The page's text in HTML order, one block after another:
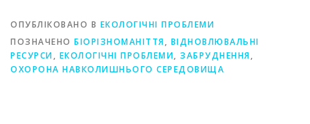
ОПУБЛІКОВАНО В ЕКОЛОГІЧНІ ПРОБЛЕМИ
ПОЗНАЧЕНО БІОРІЗНОМАНІТТЯ, ВІДНОВЛЮВАЛЬНІ
РЕСУРСИ, ЕКОЛОГІЧНІ ПРОБЛЕМИ, ЗАБРУДНЕННЯ,
ОХОРОНА НАВКОЛИШНЬОГО СЕРЕДОВИЩА